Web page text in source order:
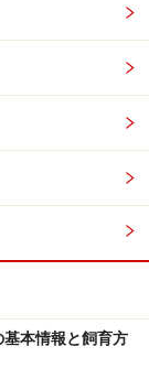
本情報と飼育方